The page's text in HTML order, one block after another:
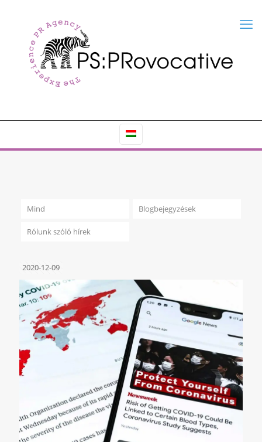
Mind Blogbejegyzések
Rólunk szóló hírek
2020-12-09